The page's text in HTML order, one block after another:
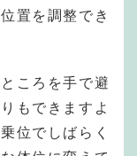
置を調整でき
ころを手で避
もできますよ
位でしばらく